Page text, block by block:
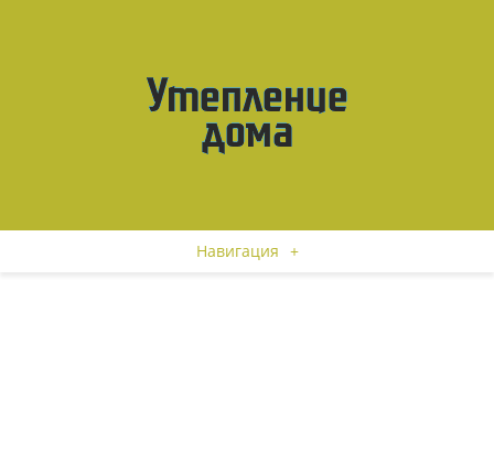
Навигация +